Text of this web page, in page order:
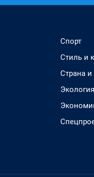
Спорт
Стиль и
Страна
Экология